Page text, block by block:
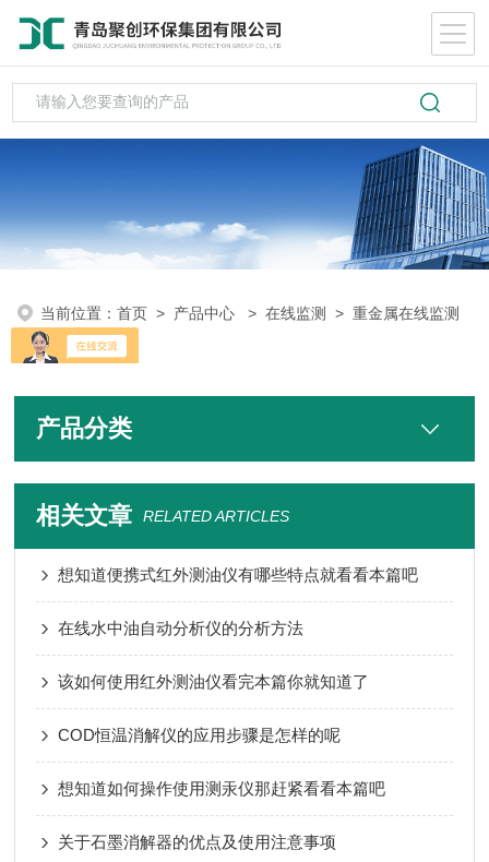
当前位置：首页 > 产品中心 >在线监测 >重金属在线监测
仪
产品分类
相关文章 RELATED ARTICLES
想知道便携式红外测油仪有哪些特点就看看本篇吧
在线水中油自动分析仪的分析方法
该如何使用红外测油仪看完本篇你就知道了
COD恒温消解仪的应用步骤是怎样的呢
想知道如何操作使用测汞仪那赶紧看看本篇吧
关于石墨消解器的优点及使用注意事项